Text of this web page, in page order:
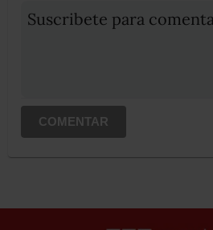
Suscribete para
COMENTAR